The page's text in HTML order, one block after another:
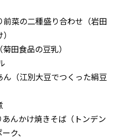
前菜の二種盛り合わせ（岩田
田食品の豆乳）
ん（江別大豆でつくった絹豆
んかけ焼きそば（トンデン
ク、